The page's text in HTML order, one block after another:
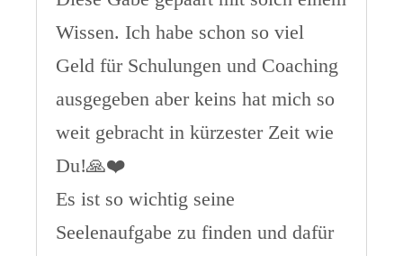
Wissen. Ich habe schon so viel
Geld für Schulungen und Coaching
ausgegeben aber keins hat mich so
weit gebracht in kürzester Zeit wie
Du!🙏❤️
Es ist so wichtig seine
Seelenaufgabe zu finden und dafür